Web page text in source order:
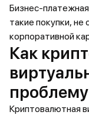
Бизнес-
такие покупки,
корпоративной
Как
проблему
Криптовалютная